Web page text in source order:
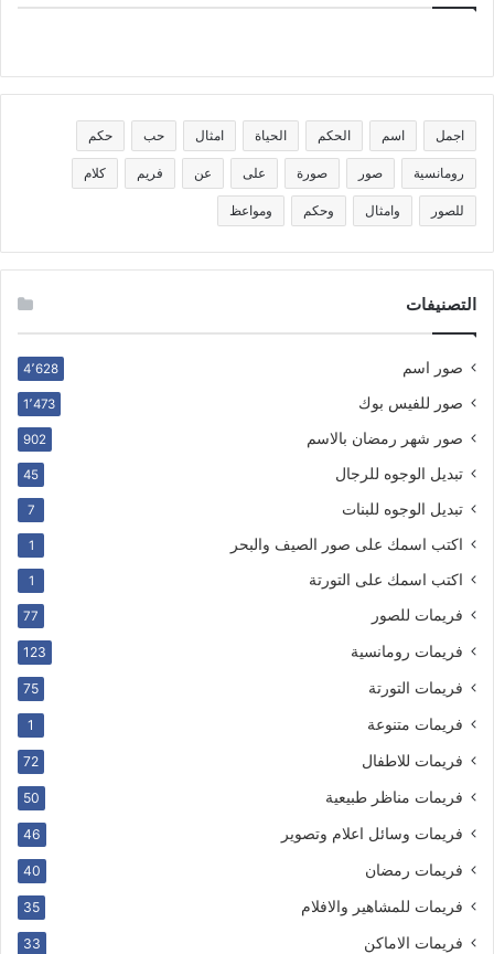
اجمل اسم الحكم الحياة امثال حب حكم
رومانسية صور صورة على عن فريم كلام
للصور وامثال وحكم ومواعظ
التصنيفات
صور اسم 4٬628
صور للفيس بوك 1٬473
صور شهر رمضان بالاسم 902
تبديل الوجوه للرجال 45
تبديل الوجوه للبنات 7
اكتب اسمك على صور الصيف والبحر 1
اكتب اسمك على التورتة 1
فريمات للصور 77
فريمات رومانسية 123
فريمات التورتة 75
فريمات متنوعة 1
فريمات للاطفال 72
فريمات مناظر طبيعية 50
فريمات وسائل اعلام وتصوير 46
فريمات رمضان 40
فريمات للمشاهير والافلام 35
فريمات الاماكن 33